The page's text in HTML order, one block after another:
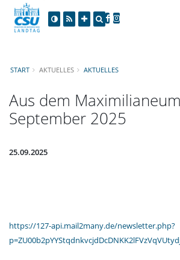
START AKTUELLES AKTUELLES
Aus dem
September 2025
25.09.2025
https://127-api.mail2many.de/newsletter.php?